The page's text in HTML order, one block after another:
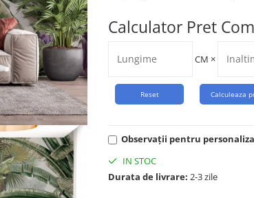
Calculator Pret
CM ×
Observații pentru
IN STOC
Durata de livrare: 2-3 zile